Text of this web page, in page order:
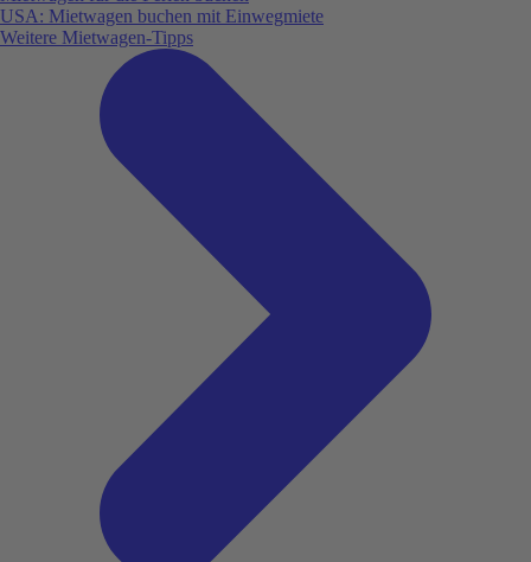
USA: Mietwagen buchen mit Einwegmiete
Weitere Mietwagen-Tipps